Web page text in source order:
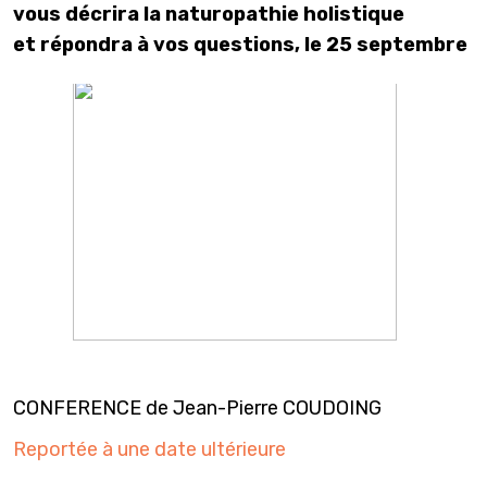
vous décrira la naturopathie holistique
et répondra à vos questions, le 25 septembre
CONFERENCE de Jean-Pierre COUDOING
Reportée à une date ultérieure